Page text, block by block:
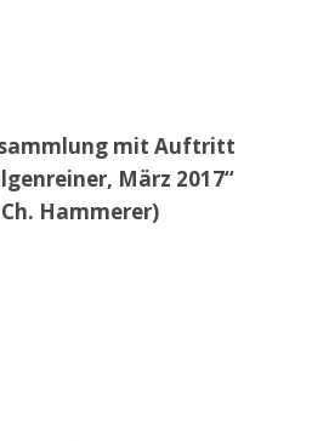
mit Auftritt
März 2017“
Hammerer)